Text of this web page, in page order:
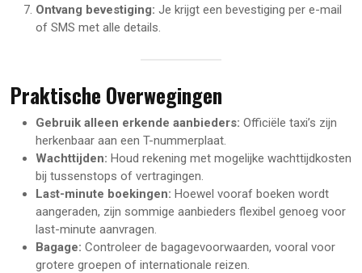
Ontvang bevestiging: Je krijgt een bevestiging per e-mail
of SMS met alle details.
Praktische Overwegingen
Gebruik alleen erkende aanbieders: Officiële taxi’s zijn
herkenbaar aan een T-nummerplaat.
Wachttijden: Houd rekening met mogelijke wachttijdkosten
bij tussenstops of vertragingen.
Last-minute boekingen: Hoewel vooraf boeken wordt
aangeraden, zijn sommige aanbieders flexibel genoeg voor
last-minute aanvragen.
Bagage: Controleer de bagagevoorwaarden, vooral voor
grotere groepen of internationale reizen.